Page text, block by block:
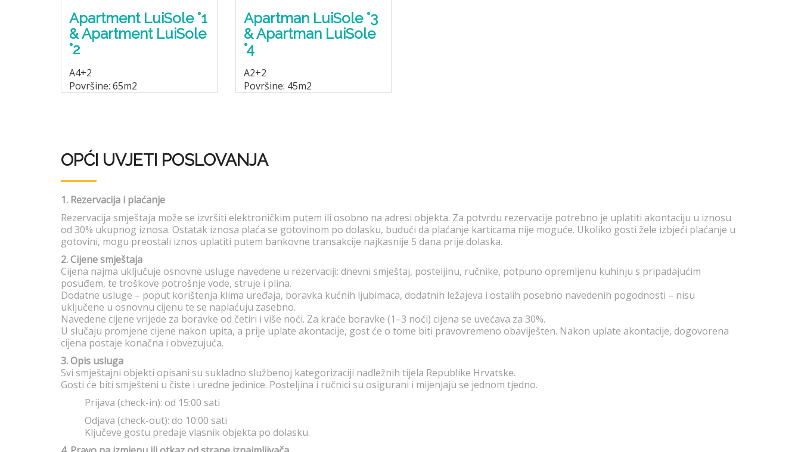
Apartment LuiSole °1
& Apartment LuiSole
°2
A4+2
Površine: 65m2
Apartman LuiSole °3
& Apartman LuiSole
°4
A2+2
Površine: 45m2
OPĆI UVJETI POSLOVANJA
1. Rezervacija i plaćanje
Rezervacija smještaja može se izvršiti elektroničkim putem ili osobno na adresi objekta. Za potvrdu rezervacije potrebno je uplatiti akontaciju u iznosu
od 30% ukupnog iznosa. Ostatak iznosa plaća se gotovinom po dolasku, budući da plaćanje karticama nije moguće. Ukoliko gosti žele izbjeći plaćanje u
gotovini, mogu preostali iznos uplatiti putem bankovne transakcije najkasnije 5 dana prije dolaska.
2. Cijene smještaja
Cijena najma uključuje osnovne usluge navedene u rezervaciji: dnevni smještaj, posteljinu, ručnike, potpuno opremljenu kuhinju s pripadajućim
posuđem, te troškove potrošnje vode, struje i plina.
Dodatne usluge – poput korištenja klima uređaja, boravka kućnih ljubimaca, dodatnih ležajeva i ostalih posebno navedenih pogodnosti – nisu
uključene u osnovnu cijenu te se naplaćuju zasebno.
Navedene cijene vrijede za boravke od četiri i više noći. Za kraće boravke (1–3 noći) cijena se uvećava za 30%.
U slučaju promjene cijene nakon upita, a prije uplate akontacije, gost će o tome biti pravovremeno obaviješten. Nakon uplate akontacije, dogovorena
cijena postaje konačna i obvezujuća.
3. Opis usluga
Svi smještajni objekti opisani su sukladno službenoj kategorizaciji nadležnih tijela Republike Hrvatske.
Gosti će biti smješteni u čiste i uredne jedinice. Posteljina i ručnici su osigurani i mijenjaju se jednom tjedno.
Prijava (check-in): od 15:00 sati
Odjava (check-out): do 10:00 sati
Ključeve gostu predaje vlasnik objekta po dolasku.